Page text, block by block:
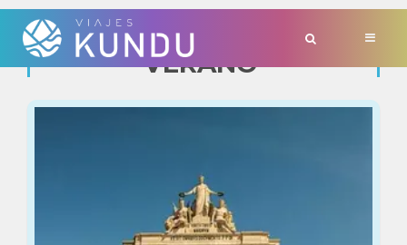
TAG:'VIAJE
VERANO'